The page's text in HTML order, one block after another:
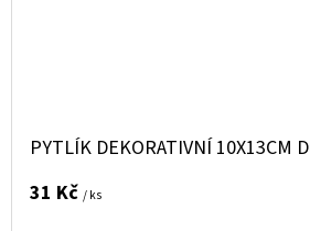
PYTLÍK DEKORATIVNÍ 10X13CM
31 Kč / ks